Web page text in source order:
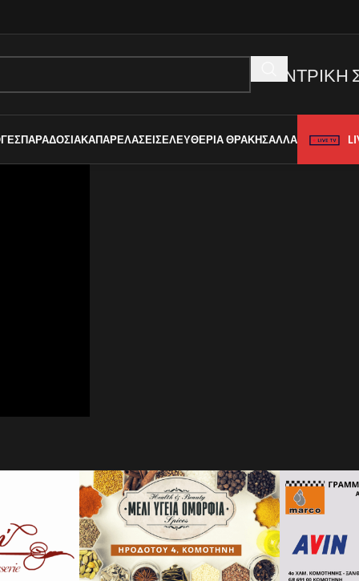
ΚΕΝΤΡΙΚΗ
ΠΑΡΑΔΟΣΙΑΚΆΠΑΡΕΛΆΣΕΙΣΕΛΕΥΘΈΡΙΑ ΘΡΆΚΗΣΑΛΛΑ